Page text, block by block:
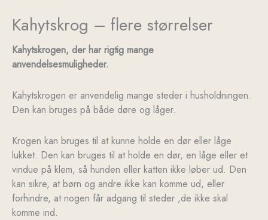
Kahytskrog – flere størrelser
Kahytskrogen, der har rigtig mange
anvendelsesmuligheder.
Kahytskrogen er anvendelig mange steder i husholdningen.
Den kan bruges på både døre og låger.
Krogen kan bruges til at kunne holde en dør eller låge
lukket. Den kan bruges til at holde en dør, en låge eller et
vindue på klem, så hunden eller katten ikke løber ud. Den
kan sikre, at børn og andre ikke kan komme ud, eller
forhindre, at nogen får adgang til steder ,de ikke skal
komme ind.
størrelser
antal